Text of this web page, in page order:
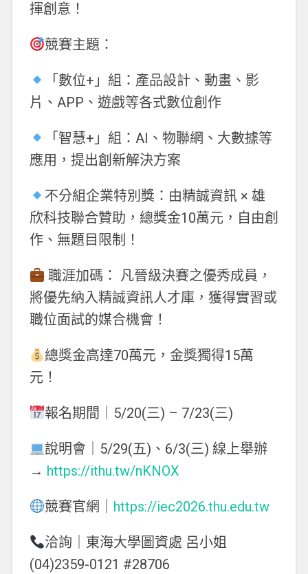
揮創意！
競賽主題：
「數位+」組：產品設計、動畫、影
片、APP、遊戲等各式數位創作
「智慧+」組：AI、物聯網、大數據等
應用，提出創新解決方案
不分組企業特別獎：由精誠資訊 × 雄
欣科技聯合贊助，總獎金10萬元，自由創
作、無題目限制！
職涯加碼： 凡晉級決賽之優秀成員，
將優先納入精誠資訊人才庫，獲得實習或
職位面試的媒合機會！
總獎金高達70萬元，金獎獨得15萬
元！
報名期間｜5/20(三) – 7/23(三)
說明會｜5/29(五)、6/3(三) 線上舉辦
→ https://ithu.tw/nKNOX
競賽官網｜ https://iec2026.thu.edu.tw
洽詢｜東海大學圖資處 呂小姐
(04)2359-0121 #28706